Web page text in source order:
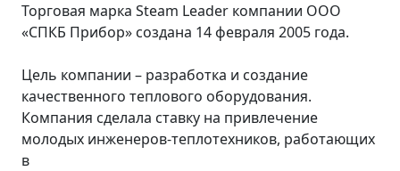
Торговая марка Steam Leader компании ООО
«СПКБ Прибор» создана 14 февраля 2005 года.
Цель компании – разработка и создание
качественного теплового оборудования.
Компания сделала ставку на привлечение
молодых инженеров-теплотехников, работающих
в